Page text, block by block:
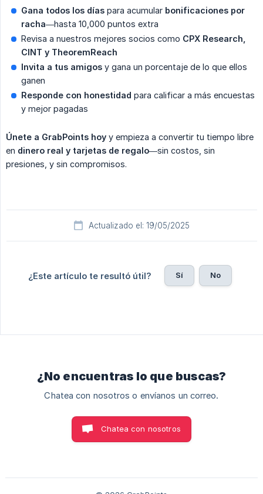
Gana todos los días para acumular bonificaciones por
racha—hasta 10,000 puntos extra
Revisa a nuestros mejores socios como CPX Research,
CINT y TheoremReach
Invita a tus amigos y gana un porcentaje de lo que ellos
ganen
Responde con honestidad para calificar a más encuestas
y mejor pagadas
Únete a GrabPoints hoy y empieza a convertir tu tiempo libre
en dinero real y tarjetas de regalo—sin costos, sin
presiones, y sin compromisos.
Actualizado el: 19/05/2025
¿Este artículo te resultó útil? Sí No
¿No encuentras lo que buscas?
Chatea con nosotros o envíanos un correo.
Chatea con nosotros